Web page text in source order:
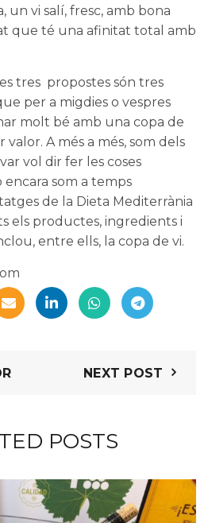
un vi salí, fresc, amb bona
que té una afinitat total amb
tres propostes són tres
per a migdies o vespres
molt bé amb una copa de
A més a més, som dels
vol dir fer les coses
encara som a temps
de la Dieta Mediterrània
els productes, ingredients i
entre ells, la copa de vi.
NEXT POST
POSTS